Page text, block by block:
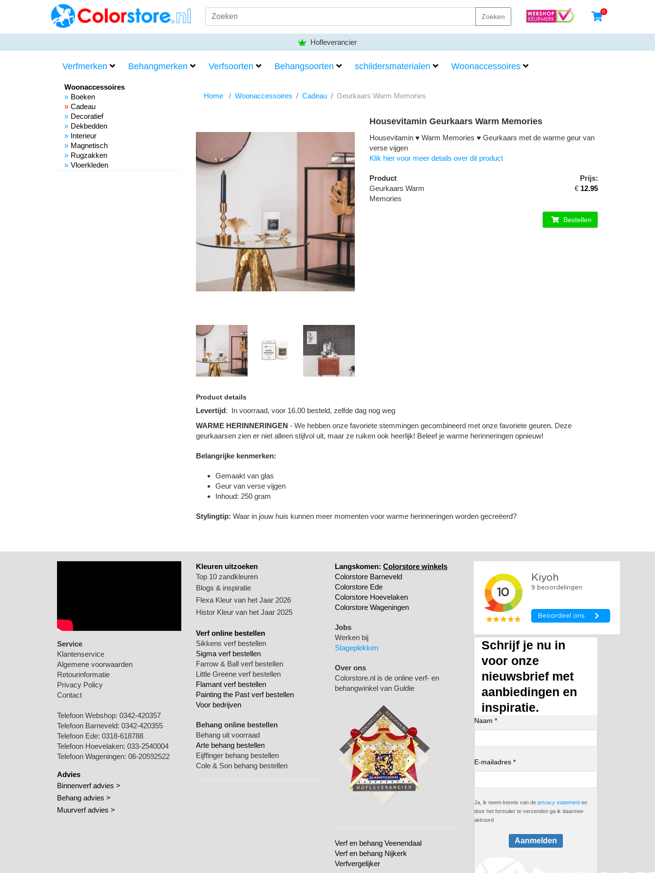
Zoeken
0
Hofleverancier
Verfmerken Behangmerken Verfsoorten Behangsoorten schildersmaterialen Woonaccessoires
Woonaccessoires
Boeken
Cadeau
Decoratief
Dekbedden
Interieur
Magnetisch
Rugzakken
Vloerkleden
Home Woonaccessoires Cadeau Geurkaars Warm Memories
Housevitamin Geurkaars Warm Memories
Housevitamin ♥ Warm Memories ♥ Geurkaars met de warme geur van
verse vijgen
Klik hier voor meer details over dit product
Product
Prijs:
Geurkaars Warm
Memories
€ 12.95
Bestellen
Product details
Levertijd: In voorraad, voor 16.00 besteld, zelfde dag nog weg
WARME HERINNERINGEN - We hebben onze favoriete stemmingen gecombineerd met onze favoriete geuren. Deze
geurkaarsen zien er niet alleen stijlvol uit, maar ze ruiken ook heerlijk! Beleef je warme herinneringen opnieuw!
Belangrijke kenmerken:
Gemaakt van glas
Geur van verse vijgen
Inhoud: 250 gram
Stylingtip: Waar in jouw huis kunnen meer momenten voor warme herinneringen worden gecreëerd?
Service
Klantenservice
Algemene voorwaarden
Retourinformatie
Privacy Policy
Contact
Telefoon Webshop: 0342-420357
Telefoon Barneveld: 0342-420355
Telefoon Ede: 0318-618788
Telefoon Hoevelaken: 033-2540004
Telefoon Wageningen: 06-20592522
Advies
Binnenverf advies >
Behang advies >
Muurverf advies >
Kleuren uitzoeken
Top 10 zandkleuren
Blogs & inspiratie
Flexa Kleur van het Jaar 2026
Histor Kleur van het Jaar 2025
Verf online bestellen
Sikkens verf bestellen
Sigma verf bestellen
Farrow & Ball verf bestellen
Little Greene verf bestellen
Flamant verf bestellen
Painting the Past verf bestellen
Voor bedrijven
Behang online bestellen
Behang uit voorraad
Arte behang bestellen
Eijffinger behang bestellen
Cole & Son behang bestellen
Langskomen: Colorstore winkels
Colorstore Barneveld
Colorstore Ede
Colorstore Hoevelaken
Colorstore Wageningen
Jobs
Werken bij
Stageplekken
Over ons
Colorstore.nl is de online verf- en
behangwinkel van Guldie
Verf en behang Veenendaal
Verf en behang Nijkerk
Verfvergelijker
Schrijf je nu in
voor onze
nieuwsbrief met
aanbiedingen en
inspiratie.
Naam *
E-mailadres *
Ja, ik neem kennis van de privacy statement en
door het formulier te verzenden ga ik daarmee
akkoord
Aanmelden